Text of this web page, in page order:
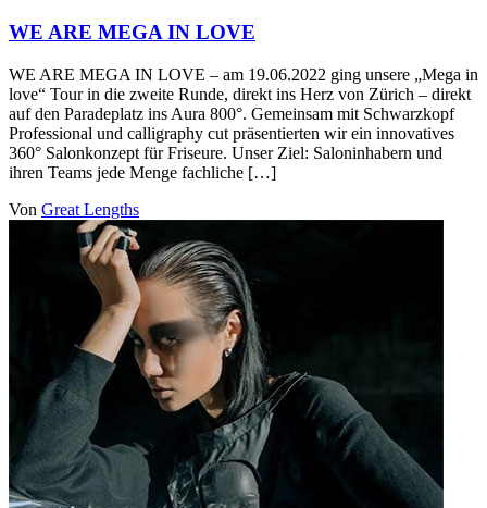
WE ARE MEGA IN LOVE
WE ARE MEGA IN LOVE – am 19.06.2022 ging unsere „Mega in
love“ Tour in die zweite Runde, direkt ins Herz von Zürich – direkt
auf den Paradeplatz ins Aura 800°. Gemeinsam mit Schwarzkopf
Professional und calligraphy cut präsentierten wir ein innovatives
360° Salonkonzept für Friseure. Unser Ziel: Saloninhabern und
ihren Teams jede Menge fachliche […]
Von Great Lengths